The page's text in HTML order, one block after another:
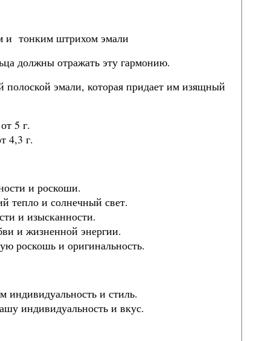
и тонким штрихом эмали
должны отражать эту гармонию.
полоской эмали, которая придает им изящный
5 г.
4,3 г.
и роскоши.
тепло и солнечный свет.
и изысканности.
и жизненной энергии.
роскошь и оригинальность.
индивидуальность и стиль.
индивидуальность и вкус.